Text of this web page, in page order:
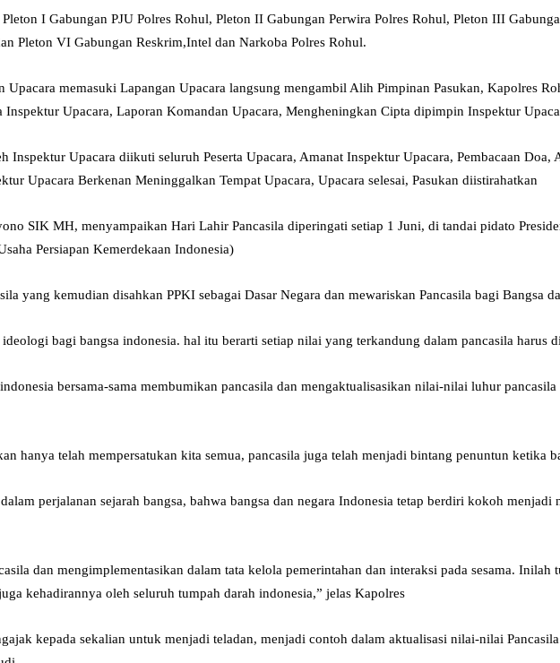
I Gabungan PJU Polres Rohul, Pleton II Gabungan Perwira Polres Rohul, Pleton III
Pleton VI Gabungan Reskrim,Intel dan Narkoba Polres Rohul.
Upacara memasuki Lapangan Upacara langsung mengambil Alih Pimpinan Pasukan, Kapolres
Inspektur Upacara, Laporan Komandan Upacara, Mengheningkan Cipta dipimpin Inspektur
Inspektur Upacara diikuti seluruh Peserta Upacara, Amanat Inspektur Upacara, Pembacaan
Upacara Berkenan Meninggalkan Tempat Upacara, Upacara selesai, Pasukan diistirahatkan
SIK MH, menyampaikan Hari Lahir Pancasila diperingati setiap 1 Juni, di tandai pidato
Persiapan Kemerdekaan Indonesia)
yang kemudian disahkan PPKI sebagai Dasar Negara dan mewariskan Pancasila bagi Bangsa
bagi bangsa indonesia. hal itu berarti setiap nilai yang terkandung dalam pancasila harus
bersama-sama membumikan pancasila dan mengaktualisasikan nilai-nilai luhur
hanya telah mempersatukan kita semua, pancasila juga telah menjadi bintang penuntun ketika
perjalanan sejarah bangsa, bahwa bangsa dan negara Indonesia tetap berdiri kokoh menjadi
dan mengimplementasikan dalam tata kelola pemerintahan dan interaksi pada sesama.
kehadirannya oleh seluruh tumpah darah indonesia,” jelas Kapolres
kepada sekalian untuk menjadi teladan, menjadi contoh dalam aktualisasi nilai-nilai